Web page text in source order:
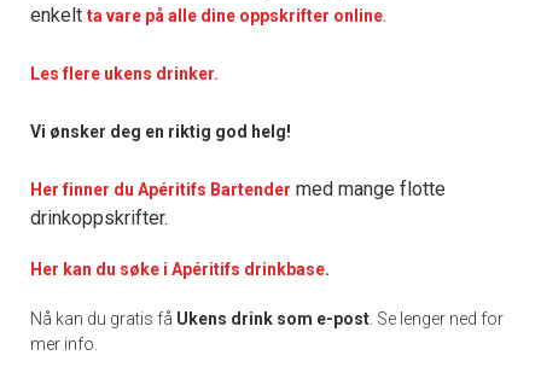
enkelt ta vare på alle dine oppskrifter online.
Les flere ukens drinker.
Vi ønsker deg en riktig god helg!
Her finner du Apéritifs Bartender med mange flotte
drinkoppskrifter.
Her kan du søke i Apéritifs drinkbase.
Nå kan du gratis få Ukens drink som e-post . Se lenger ned for
mer info.